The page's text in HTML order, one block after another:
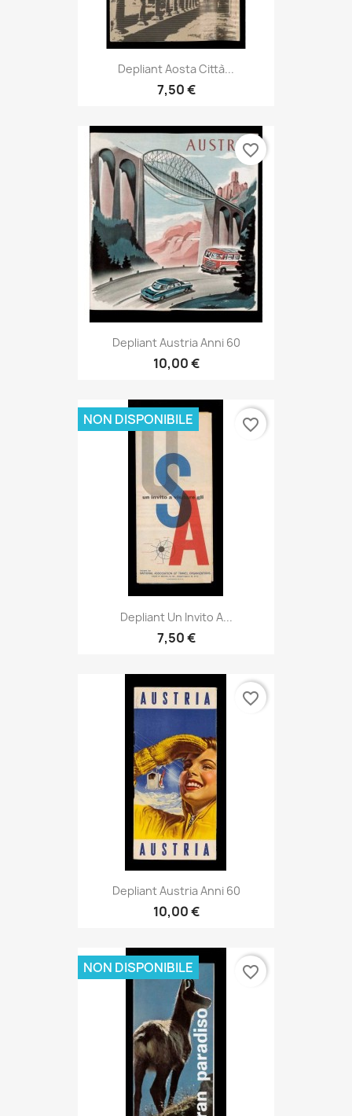
Depliant Aosta Città...
7,50 €
Depliant Austria Anni 60
10,00 €
favorite_border
Depliant Un Invito A...
7,50 €
NON DISPONIBILE favorite_border
Depliant Austria Anni 60
10,00 €
favorite_border
NON DISPONIBILE favorite_border